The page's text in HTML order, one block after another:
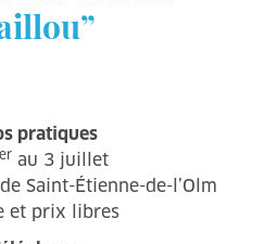
pratiques
er au 3 juillet
Saint-Étienne-de-l’Olm
et prix libres